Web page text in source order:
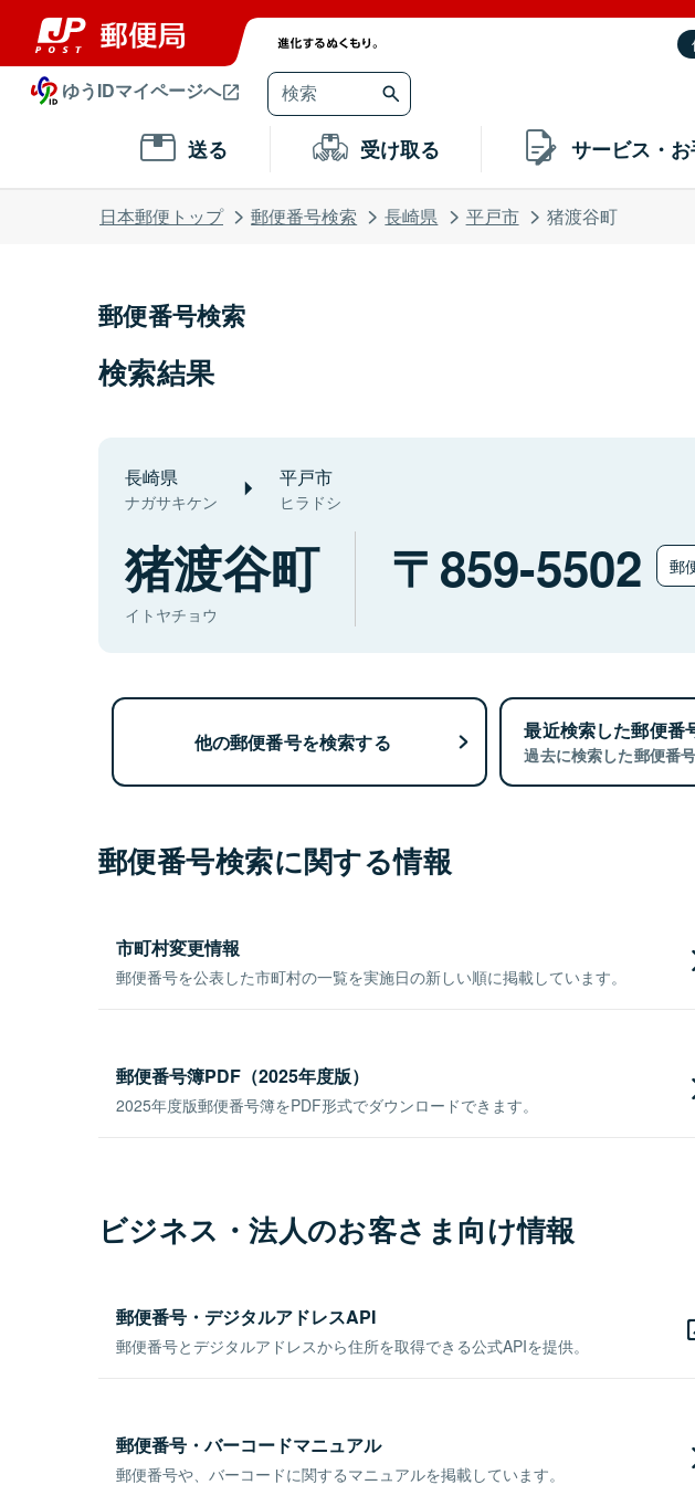
ゆうIDマイページへ
送る 受け取る サービス・お
日本郵便トップ 郵便番号検索 長崎県 平戸市 猪渡谷町
郵便番号検索
検索結果
長崎県
ナガサキケン
平戸市
ヒラドシ
猪渡谷町
イトヤチョウ
859-5502 郵
他の郵便番号を検索する 最近検索した郵便番
過去に検索した郵便番
郵便番号検索に関する情報
市町村変更情報
郵便番号を公表した市町村の一覧を実施日の新しい順に掲載しています。
郵便番号簿PDF（2025年度版）
2025年度版郵便番号簿をPDF形式でダウンロードできます。
ビジネス・法人のお客さま向け情報
郵便番号・デジタルアドレスAPI
郵便番号とデジタルアドレスから住所を取得できる公式APIを提供。
郵便番号・バーコードマニュアル
郵便番号や、バーコードに関するマニュアルを掲載しています。